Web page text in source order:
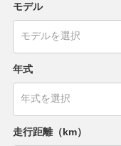
モデル
年式
走行距離（km）